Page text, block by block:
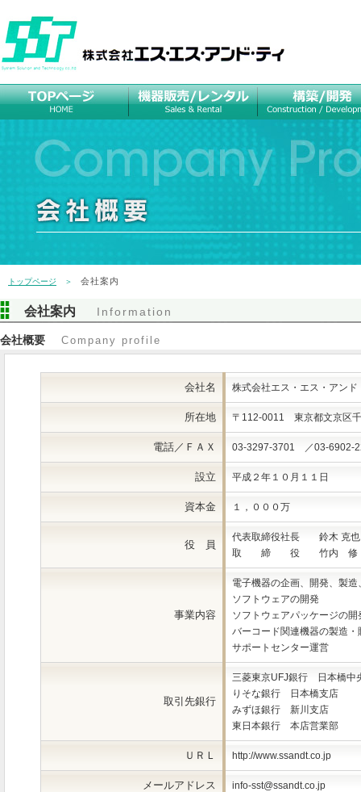
トップページ ＞ 会社案内
会社案内 Information
会社概要 Company profile
会社名 株式会社エス・エス・アンド
所在地 〒112-0011 東京都文京区
電話／ＦＡＸ 03-3297-3701 ／03-6902-
設立 平成２年１０月１１日
資本金 １，０００万
役 員
代表取締役社長 鈴木 克也
取 締 役 竹内 修
事業内容
電子機器の企画、開発、製造
ソフトウェアの開発
ソフトウェアパッケージの開
バーコード関連機器の製造・
サポートセンター運営
取引先銀行
三菱東京UFJ銀行 日本橋中
りそな銀行 日本橋支店
みずほ銀行 新川支店
東日本銀行 本店営業部
ＵＲＬ http://www.ssandt.co.jp
メールアドレス info-sst@ssandt.co.jp